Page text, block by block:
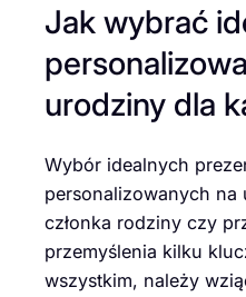
Jak wybrać
urodziny dla
Wybór idealnych
personalizowanych
członka rodziny czy
przemyślenia kilku
wszystkim, należy